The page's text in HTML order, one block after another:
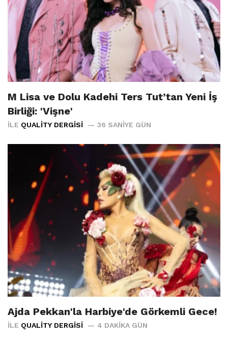
M Lisa ve Dolu Kadehi Ters Tut’tan Yeni İş
Birliği: 'Vişne'
İLE QUALITY DERGISI 36 SANIYE GÜN
Ajda Pekkan'la Harbiye'de Görkemli Gece!
İLE QUALITY DERGISI 4 DAKIKA GÜN